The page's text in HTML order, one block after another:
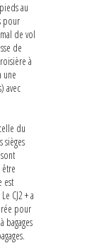
au
pour
de vol
de
à
une
avec
du
sièges
est
CJ2 + a
pour
bagages